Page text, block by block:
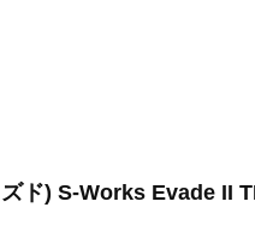
ド) S-Works Evade II